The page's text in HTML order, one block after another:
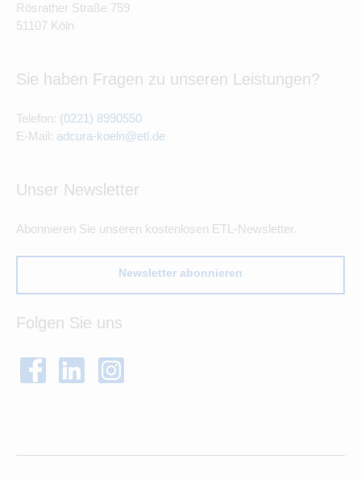
Rösrather Straße 759
51107 Köln
Sie haben Fragen zu unseren Leistungen?
Telefon: (0221) 8990550
E-Mail: adcura-koeln@etl.de
Unser Newsletter
Abonnieren Sie unseren kostenlosen ETL-Newsletter.
Newsletter abonnieren
Folgen Sie uns